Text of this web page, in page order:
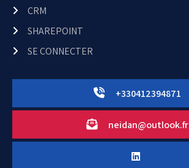
CRM
SHAREPOINT
SE CONNECTER
+330412394871
neidan@outlook.fr